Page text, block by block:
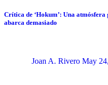
Crítica de ‘Hokum’: Una
abarca demasiado
Joan A. Rivero May